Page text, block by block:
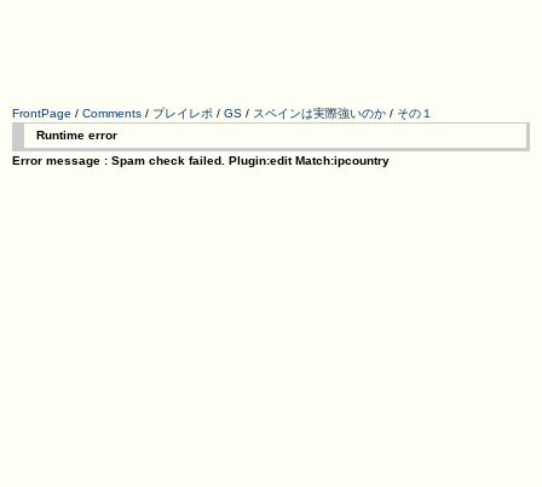
FrontPage / Comments / プレイレポ / GS / スペインは実際強いのか / その１
Runtime error
Error message : Spam check failed. Plugin:edit Match:ipcountry